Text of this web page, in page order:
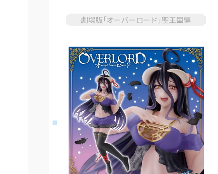
劇場版「オーバーロード」聖王国編